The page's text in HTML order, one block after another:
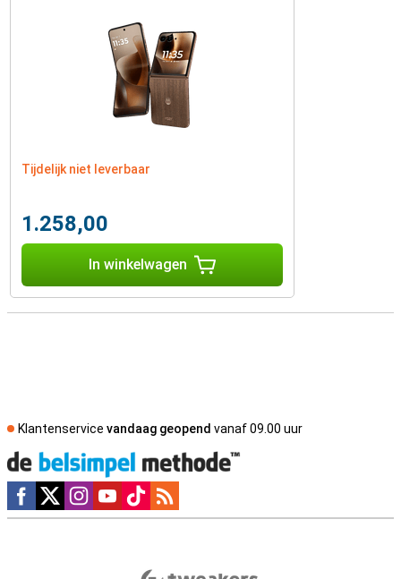
Tijdelijk niet leverbaar
1.258,00
In winkelwagen
Klantenservice vandaag geopend vanaf 09.00 uur
Social media